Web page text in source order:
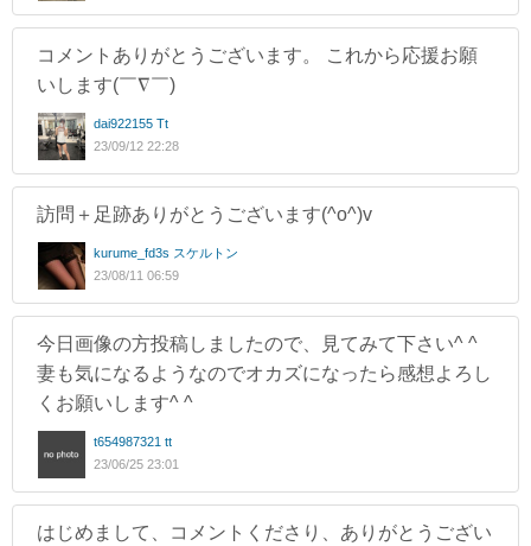
コメントありがとうございます。 これから応援お願
いします(￣∇￣)
dai922155 Tt
23/09/12 22:28
訪問＋足跡ありがとうございます(^o^)v
kurume_fd3s スケルトン
23/08/11 06:59
今日画像の方投稿しましたので、見てみて下さい^ ^
妻も気になるようなのでオカズになったら感想よろし
くお願いします^ ^
t654987321 tt
23/06/25 23:01
はじめまして、コメントくださり、ありがとうござい